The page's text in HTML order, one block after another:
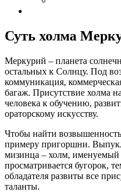
Суть холма
Меркурий – планета
остальных к Солнцу. Под
коммуникация,
багаж. Присутствие холма
человека к обучению,
ораторскому искусству.
Чтобы найти
примеру пригоршни.
мизинца – холм,
просматривается бугорок,
обладателя развиты все
таланты.